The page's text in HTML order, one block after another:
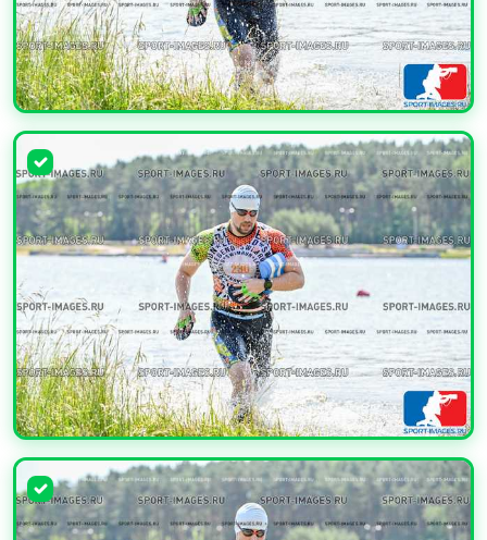
УВЕЛИЧИТЬ
УВЕЛИЧИТЬ